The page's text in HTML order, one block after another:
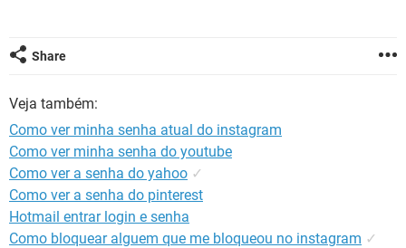
Share
Veja também:
Como ver minha senha atual do instagram
Como ver minha senha do youtube
Como ver a senha do yahoo ✓
Como ver a senha do pinterest
Hotmail entrar login e senha
Como bloquear alguem que me bloqueou no instagram ✓